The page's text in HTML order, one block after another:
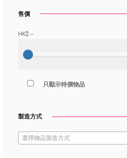
售價
HK$ --
只顯示特價物品
製造方式
選擇物品製造方式